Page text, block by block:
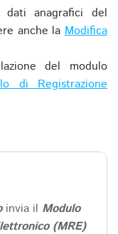
dati anagrafici del
anche laModifica
del modulo
di Registrazione
invia il Modulo
(MRE)